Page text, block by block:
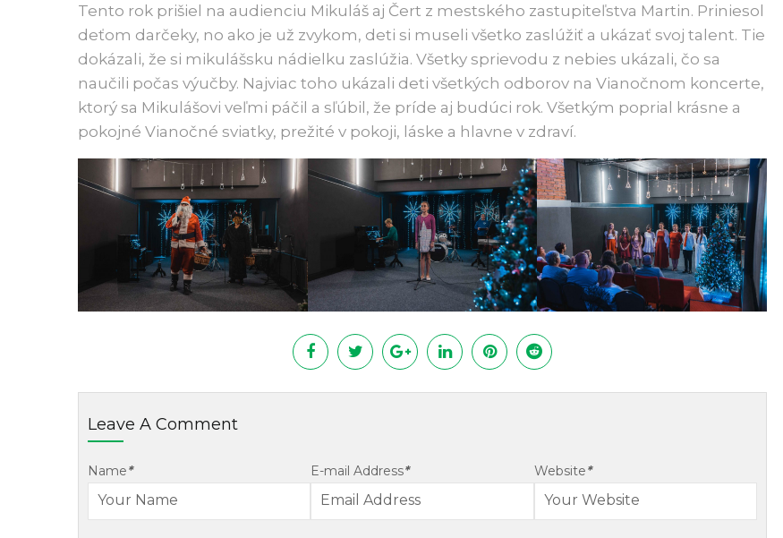
Tento rok prišiel na audienciu Mikuláš aj Čert z mestského zastupiteľstva Martin. Priniesol
deťom darčeky, no ako je už zvykom, deti si museli všetko zaslúžiť a ukázať svoj talent. Tie
dokázali, že si mikulášsku nádielku zaslúžia. Všetky sprievodu z nebies ukázali, čo sa
naučili počas výučby. Najviac toho ukázali deti všetkých odborov na Vianočnom koncerte,
ktorý sa Mikulášovi veľmi páčil a sľúbil, že príde aj budúci rok. Všetkým poprial krásne a
pokojné Vianočné sviatky, prežité v pokoji, láske a hlavne v zdraví.
Leave A Comment
Name* E-mail Address* Website*